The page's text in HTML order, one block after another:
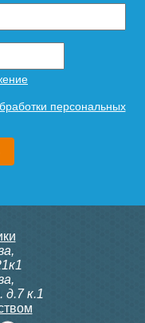
персональных
,
,
д.7 к.1